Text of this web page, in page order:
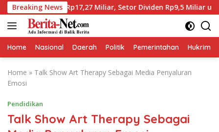
Skip
to
content
Breaking News
Laba Rp17,27 Miliar, Setor Dividen Rp9,5 Miliar untuk PAD
Home Nasional Daerah Politik Pemerintahan Hukrim
Home » Talk Show Art Therapy Sebagai Media Penyaluran
Emosi
Pendidikan
Talk Show Art Therapy Sebagai